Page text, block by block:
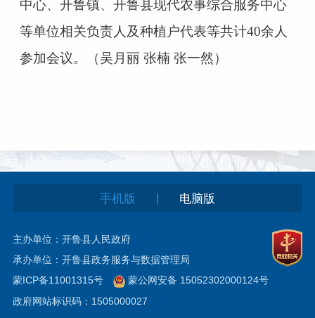
中心、开鲁镇、开鲁县现代农事综合服务中心
等单位相关负责人及种植户代表等共计40余人
参加会议。（吴月丽 张楠 张一然）
手机版 | 电脑版
主办单位：开鲁县人民政府
承办单位：开鲁县政务服务与数据管理局
蒙ICP备11001315号
蒙公网安备 15052302000124号
政府网站标识码：1505000027